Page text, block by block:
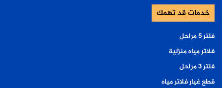
خدمات قد تهمك
فلتر ٥ مراحل
فلاتر مياه منزلية
فلتر ٣ مراحل
قطع غيار فلاتر مياه